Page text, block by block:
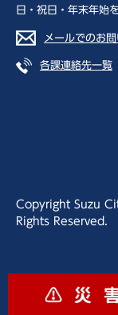
日・祝日・年末年始
メールでのお
各課連絡先一覧
Copyright Suzu
Rights Reserved.